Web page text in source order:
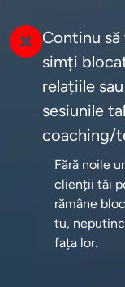
Continu să
simți
relațiile sau
sesiunile
coaching/
Fără noile
clienții tăi
rămâne
tu,
fața lor.